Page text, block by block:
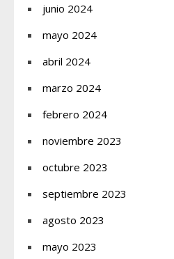
junio 2024
mayo 2024
abril 2024
marzo 2024
febrero 2024
noviembre 2023
octubre 2023
septiembre 2023
agosto 2023
mayo 2023